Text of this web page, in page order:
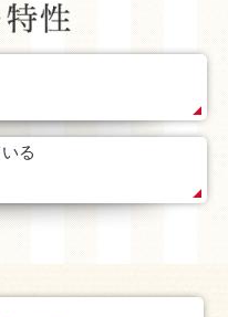
る